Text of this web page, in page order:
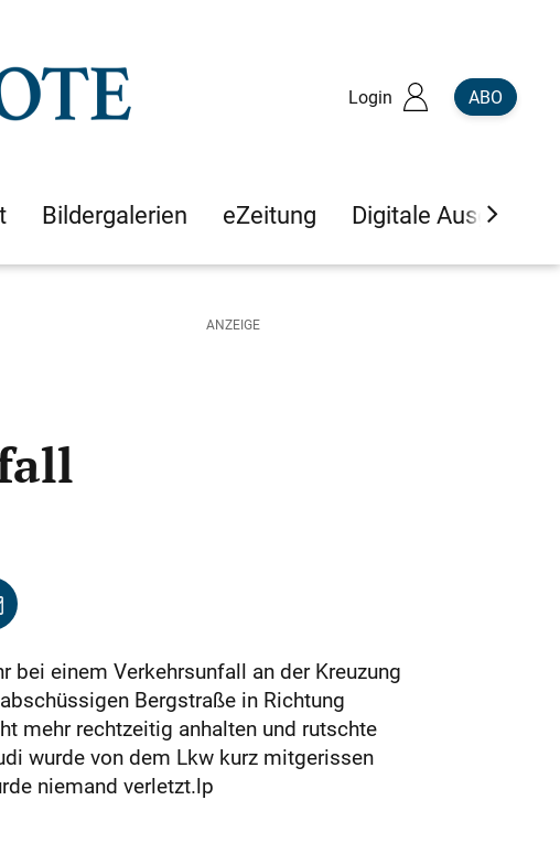
Login ABO
Bildergalerien eZeitung Digitale Ausgaben
bei einem Verkehrsunfall an der Kreuzung
Bergstraße in Richtung
mehr rechtzeitig anhalten und rutschte
wurde von dem Lkw kurz mitgerissen
niemand verletzt.lp